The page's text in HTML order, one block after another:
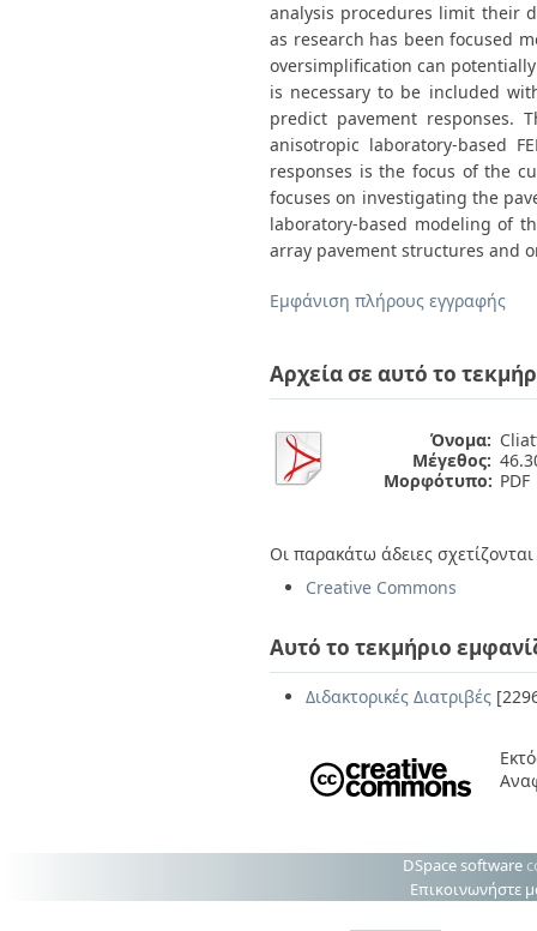
analysis procedures limit their
as research has been focused
oversimplification can
is necessary to be included
predict pavement responses.
anisotropic laboratory-based
responses is the focus of the
focuses on investigating the
laboratory-based modeling of
array pavement structures and
Εμφάνιση πλήρους εγγραφής
Αρχεία σε αυτό το
Όνομα:
Μέγεθος:
Μορφότυπο: PDF
Οι παρακάτω άδειες
Creative Commons
Αυτό το τεκμήριο
Διδακτορικές Διατριβές
DSpace software
Επικοινωνήστε